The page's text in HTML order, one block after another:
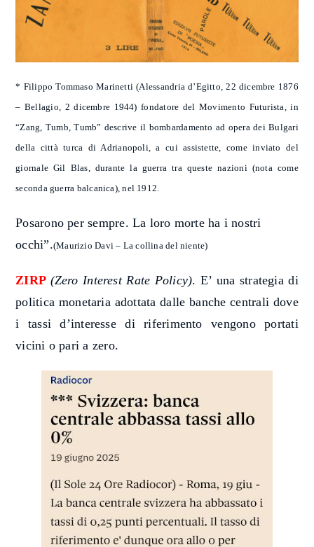
* Filippo Tommaso Marinetti (Alessandria d’Egitto, 22 dicembre 1876
– Bellagio, 2 dicembre 1944) fondatore del Movimento Futurista, in
“Zang, Tumb, Tumb” descrive il bombardamento ad opera dei Bulgari
della città turca di Adrianopoli, a cui assistette, come inviato del
giornale Gil Blas, durante la guerra tra queste nazioni (nota come
seconda guerra balcanica), nel 1912.
Posarono per sempre. La loro morte ha i nostri
occhi”.(Maurizio Davi – La collina del niente)
ZIRP (Zero Interest Rate Policy). E’ una strategia di
politica monetaria adottata dalle banche centrali dove
i tassi d’interesse di riferimento vengono portati
vicini o pari a zero.